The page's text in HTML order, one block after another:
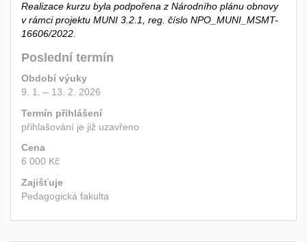
Realizace kurzu byla podpořena z Národního plánu obnovy
v rámci projektu MUNI 3.2.1, reg. číslo NPO_MUNI_MSMT-
16606/2022.
Poslední termín
Období výuky
9. 1. – 13. 2. 2026
Termín přihlášení
přihlašování je již uzavřeno
Cena
6 000 Kč
Zajišťuje
Pedagogická fakulta